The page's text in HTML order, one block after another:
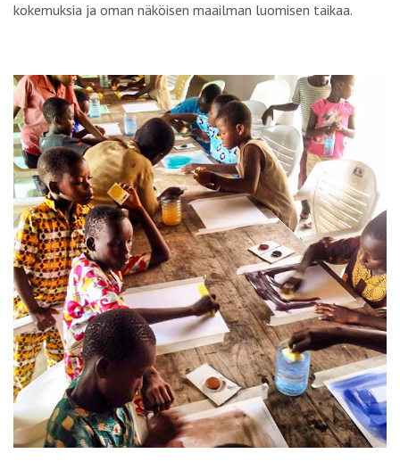
kokemuksia ja oman näköisen maailman luomisen taikaa.